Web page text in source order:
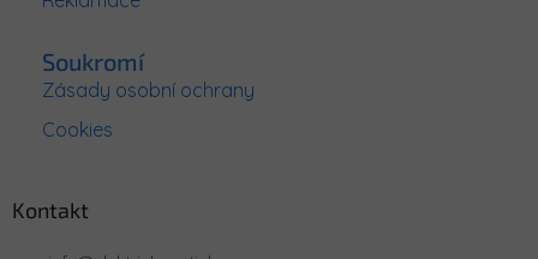
Soukromí
Zásady osobní ochrany
Cookies
Kontakt